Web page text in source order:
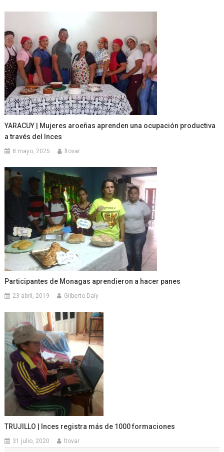
YARACUY | Mujeres aroeñas aprenden una ocupación productiva
a través del Inces
8 mayo, 2025 ltovar
Participantes de Monagas aprendieron a hacer panes
23 abril, 2019 Gilberto Daly
TRUJILLO | Inces registra más de 1000 formaciones
31 julio, 2020 ltovar